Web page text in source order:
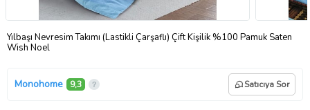
Yılbaşı Nevresim Takımı (Lastikli Çarşaflı) Çift Kişilik %100 Pamuk Saten
Wish Noel
Monohome 9,3 Satıcıya Sor